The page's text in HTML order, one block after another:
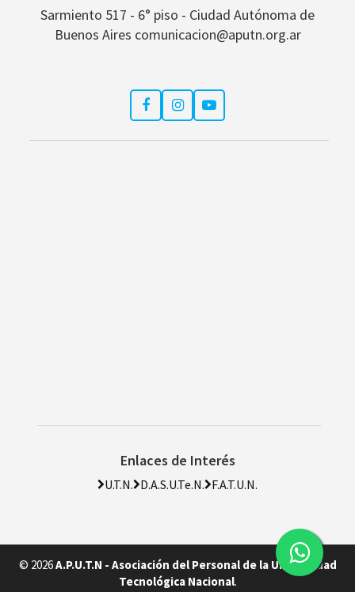
Sarmiento 517 - 6° piso - Ciudad Autónoma de
Buenos Aires comunicacion@aputn.org.ar
Enlaces de Interés
U.T.N. D.A.S.U.Te.N. F.A.T.U.N.
© 2026A.P.U.T.N - Asociación del Personal de la Universidad
Tecnológica Nacional.